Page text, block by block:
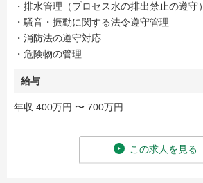
・排水管理（プロセス水の排出禁止の遵守）
・騒音・振動に関する法令遵守管理
・消防法の遵守対応
・危険物の管理
給与
年収 400万円 〜 700万円
この求人を見る